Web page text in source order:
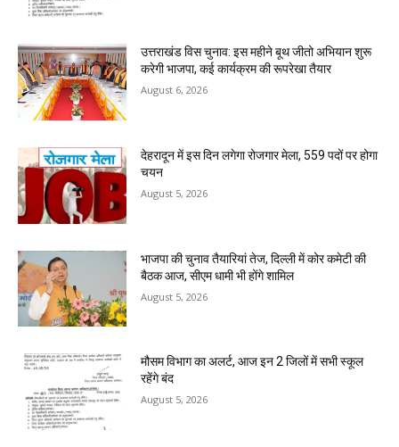
उत्तराखंड विस चुनाव: इस महीने बूथ जीतो अभियान शुरू
करेगी भाजपा, कई कार्यक्रम की रूपरेखा तैयार
August 6, 2026
देहरादून में इस दिन लगेगा रोजगार मेला, 559 पदों पर होगा
चयन
August 5, 2026
भाजपा की चुनाव तैयारियां तेज, दिल्ली में कोर कमेटी की
बैठक आज, सीएम धामी भी होंगे शामिल
August 5, 2026
मौसम विभाग का अलर्ट, आज इन 2 जिलों में सभी स्कूल
रहेंगे बंद
August 5, 2026